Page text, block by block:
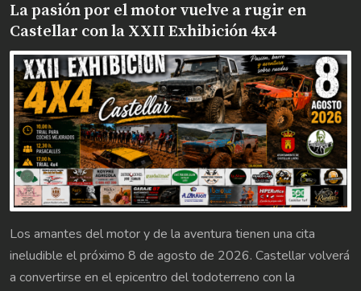
La pasión por el motor vuelve a rugir en
Castellar con la XXII Exhibición 4x4
Los amantes del motor y de la aventura tienen una cita
ineludible el próximo 8 de agosto de 2026. Castellar volverá
a convertirse en el epicentro del todoterreno con la